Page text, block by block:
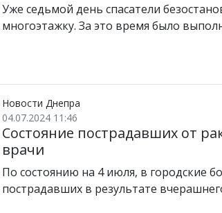
Уже седьмой день спасатели
многоэтажку. За это время было
Новости Днепра
04.07.2024 11:46
Состояние пострадавших от
врачи
По состоянию на 4 июля, в городские
пострадавших в результате